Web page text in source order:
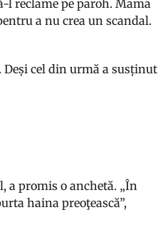
l reclame pe paroh. Mama
a nu crea un scandal.
cel din urmă a susținut
a promis o anchetă. „În
haina preoţească”,